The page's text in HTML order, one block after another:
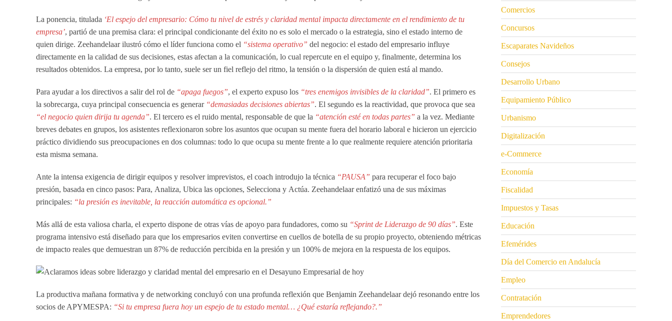
La ponencia, titulada ‘El espejo del empresario: Cómo tu nivel de estrés y claridad mental impacta directamente en el rendimiento de tu
empresa’, partió de una premisa clara: el principal condicionante del éxito no es solo el mercado o la estrategia, sino el estado interno de
quien dirige. Zeehandelaar ilustró cómo el líder funciona como el “sistema operativo” del negocio: el estado del empresario influye
directamente en la calidad de sus decisiones, estas afectan a la comunicación, lo cual repercute en el equipo y, finalmente, determina los
resultados obtenidos. La empresa, por lo tanto, suele ser un fiel reflejo del ritmo, la tensión o la dispersión de quien está al mando.
Para ayudar a los directivos a salir del rol de “apaga fuegos”, el experto expuso los “tres enemigos invisibles de la claridad”. El primero es
la sobrecarga, cuya principal consecuencia es generar “demasiadas decisiones abiertas”. El segundo es la reactividad, que provoca que sea
“el negocio quien dirija tu agenda”. El tercero es el ruido mental, responsable de que la “atención esté en todas partes” a la vez. Mediante
breves debates en grupos, los asistentes reflexionaron sobre los asuntos que ocupan su mente fuera del horario laboral e hicieron un ejercicio
práctico dividiendo sus preocupaciones en dos columnas: todo lo que ocupa su mente frente a lo que realmente requiere atención prioritaria
esta misma semana.
Ante la intensa exigencia de dirigir equipos y resolver imprevistos, el coach introdujo la técnica “PAUSA” para recuperar el foco bajo
presión, basada en cinco pasos: Para, Analiza, Ubica las opciones, Selecciona y Actúa. Zeehandelaar enfatizó una de sus máximas
principales: “la presión es inevitable, la reacción automática es opcional.”
Más allá de esta valiosa charla, el experto dispone de otras vías de apoyo para fundadores, como su “Sprint de Liderazgo de 90 días”. Este
programa intensivo está diseñado para que los empresarios eviten convertirse en cuellos de botella de su propio proyecto, obteniendo métricas
de impacto reales que demuestran un 87% de reducción percibida en la presión y un 100% de mejora en la respuesta de los equipos.
La productiva mañana formativa y de networking concluyó con una profunda reflexión que Benjamin Zeehandelaar dejó resonando entre los
socios de APYMESPA: “Si tu empresa fuera hoy un espejo de tu estado mental… ¿Qué estaría reflejando?.”
Comercios
Concursos
Escaparates Navideños
Consejos
Desarrollo Urbano
Equipamiento Público
Urbanismo
Digitalización
e-Commerce
Economía
Fiscalidad
Impuestos y Tasas
Educación
Efemérides
Día del Comercio en Andalucía
Empleo
Contratación
Emprendedores